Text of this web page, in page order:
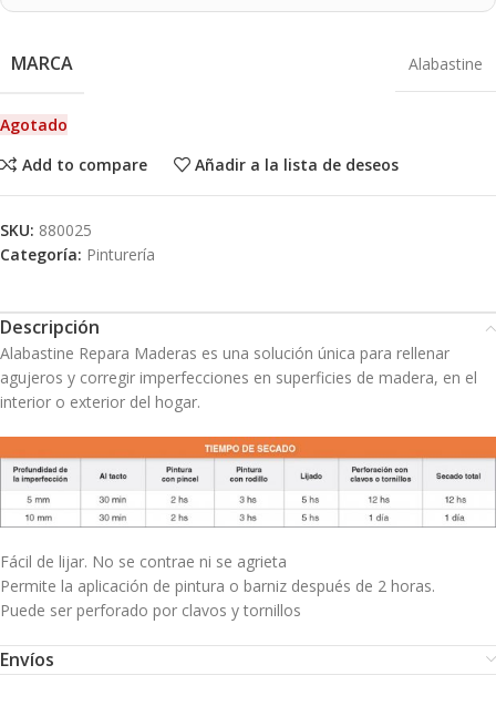
MARCA Alabastine
Agotado
Add to compare
Añadir a la lista de deseos
SKU: 880025
Categoría: Pinturería
Descripción
Alabastine Repara Maderas es una solución única para rellenar
agujeros y corregir imperfecciones en superficies de madera, en el
interior o exterior del hogar.
Fácil de lijar. No se contrae ni se agrieta
Permite la aplicación de pintura o barniz después de 2 horas.
Puede ser perforado por clavos y tornillos
Envíos